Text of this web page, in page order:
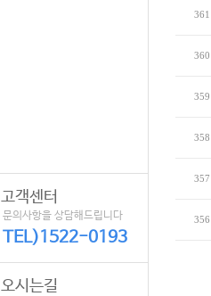
361
360
359
358
357
356
고객센터
문의사항을 상담해드립니다
TEL)1522-0193
오시는길